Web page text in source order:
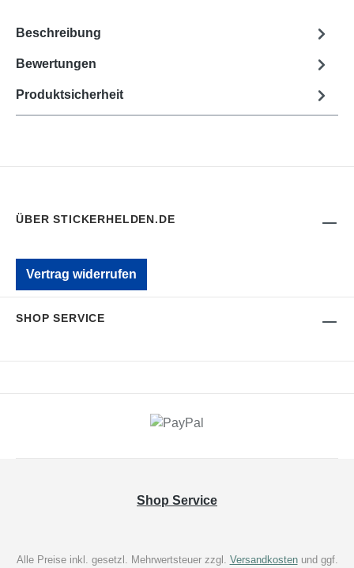
Beschreibung
Bewertungen
Produktsicherheit
ÜBER STICKERHELDEN.DE
Vertrag widerrufen
SHOP SERVICE
Shop Service
Alle Preise inkl. gesetzl. Mehrwertsteuer zzgl. Versandkostenund ggf.